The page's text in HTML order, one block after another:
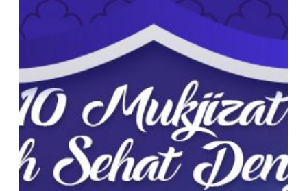
Mukjizat
Menjadi
Sehat
dengan
Puasa